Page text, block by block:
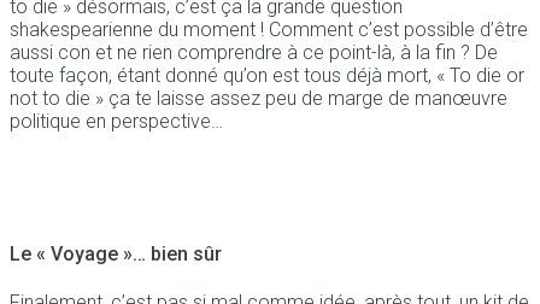
to die » désormais, c’est ça la grande question
shakespearienne du moment ! Comment c’est possible d’être
aussi con et ne rien comprendre à ce point-là, à la fin ? De
toute façon, étant donné qu’on est tous déjà mort, « To die or
not to die » ça te laisse assez peu de marge de manœuvre
politique en perspective…
Le « Voyage »… bien sûr